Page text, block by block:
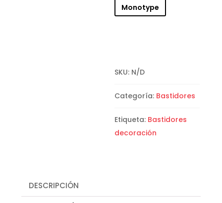
Monotype
SKU: N/D
Categoría: Bastidores
Etiqueta: Bastidores
decoración
DESCRIPCIÓN